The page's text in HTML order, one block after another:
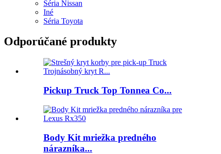
Séria Nissan
Iné
Séria Toyota
Odporúčané produkty
Pickup Truck Top Tonnea Co...
Body Kit mriežka predného
nárazníka...